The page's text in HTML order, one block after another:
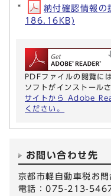
納付確認情報の
186.16KB)
PDFファイルの閲覧
ソフトがインストール
サイトから Adobe
ください。
お問い合わせ先
京都市軽自動車税お問
電話：075-213-